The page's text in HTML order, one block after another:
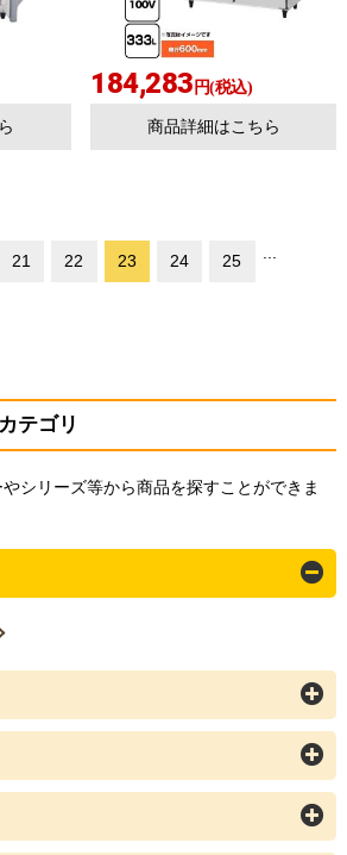
184,283 円(税込)
商品詳細はこちら
21 22 23 24 25
テゴリ
シリーズ等から商品を探すことができま